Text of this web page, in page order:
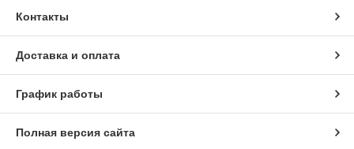
Контакты
Доставка и оплата
График работы
Полная версия сайта